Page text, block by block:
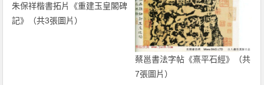
朱保祥楷書拓片《重建玉皇閣碑
記》（共3張圖片）
蔡邕書法字帖《熹平石經》（共
7張圖片）